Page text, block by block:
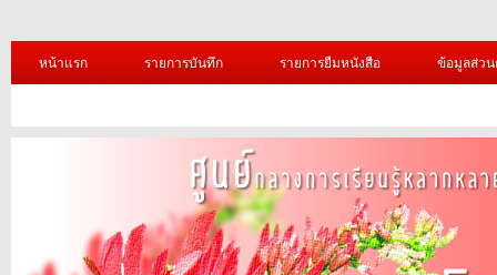
หน้าแรก รายการบันทึก รายการยืมหนังสือ ข้อมูลส่ว